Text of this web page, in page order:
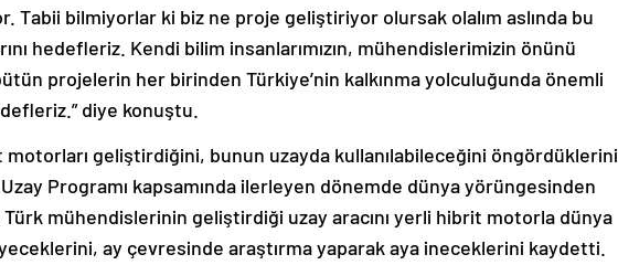
Tabii bilmiyorlar ki biz ne proje geliştiriyor olursak olalım aslında bu
hedefleriz. Kendi bilim insanlarımızın, mühendislerimizin önünü
projelerin her birinden Türkiye’nin kalkınma yolculuğunda önemli
diye konuştu.
geliştirdiğini, bunun uzayda kullanılabileceğini öngördüklerini
Programı kapsamında ilerleyen dönemde dünya yörüngesinden
mühendislerinin geliştirdiği uzay aracını yerli hibrit motorla dünya
ay çevresinde araştırma yaparak aya ineceklerini kaydetti.